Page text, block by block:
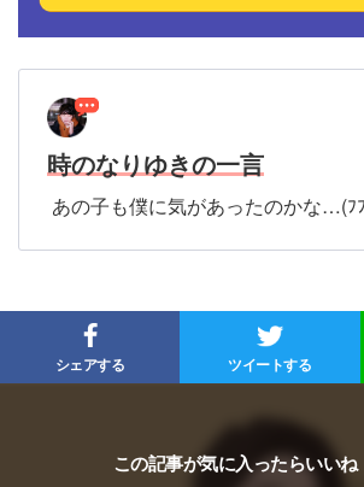
時のなりゆきの一言
あの子も僕に気があったのかな…(ﾌ
シェアする ツイートする
この記事が気に入ったらいいね